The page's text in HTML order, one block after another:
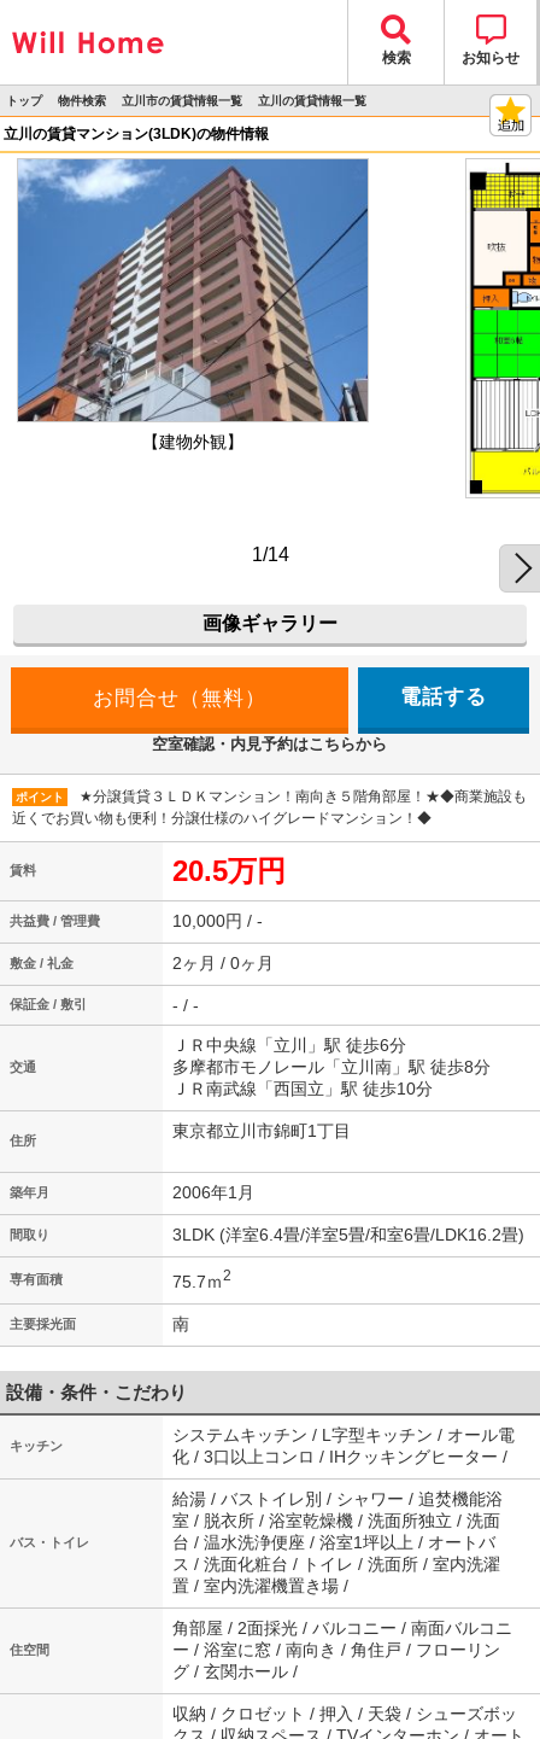
検索 お知らせ
トップ
>
物件検索
>
立川市の賃貸情報一覧
>
立川の賃貸情報一覧
>
立川の賃貸マンション(3LDK)の物件情報
【建物外観】
1/14
画像ギャラリー
電話する
空室確認・内見予約はこちらから
ポイント
★分譲賃貸３ＬＤＫマンション！南向き５階角部屋！★◆商業施設も
近くでお買い物も便利！分譲仕様のハイグレードマンション！◆
賃料 20.5万円
共益費 / 管理費 10,000円 / -
敷金 / 礼金 2ヶ月 / 0ヶ月
保証金 / 敷引 - / -
交通
ＪＲ中央線「立川」駅 徒歩6分
多摩都市モノレール「立川南」駅 徒歩8分
ＪＲ南武線「西国立」駅 徒歩10分
住所 東京都立川市錦町1丁目
築年月 2006年1月
間取り 3LDK (洋室6.4畳/洋室5畳/和室6畳/LDK16.2畳)
専有面積 75.7ｍ2
主要採光面 南
設備・条件・こだわり
キッチン
システムキッチン / L字型キッチン / オール電
化 / 3口以上コンロ / IHクッキングヒーター /
バス・トイレ
給湯 / バストイレ別 / シャワー / 追焚機能浴
室 / 脱衣所 / 浴室乾燥機 / 洗面所独立 / 洗面
台 / 温水洗浄便座 / 浴室1坪以上 / オートバ
ス / 洗面化粧台 / トイレ / 洗面所 / 室内洗濯
置 / 室内洗濯機置き場 /
住空間
角部屋 / 2面採光 / バルコニー / 南面バルコニ
ー / 浴室に窓 / 南向き / 角住戸 / フローリン
グ / 玄関ホール /
収納 / クロゼット / 押入 / 天袋 / シューズボッ